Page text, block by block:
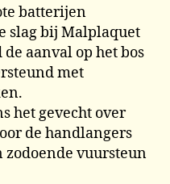
batterijen
slag bij Malplaquet
aanval op het bos
met
het gevecht over
de handlangers
vuursteun